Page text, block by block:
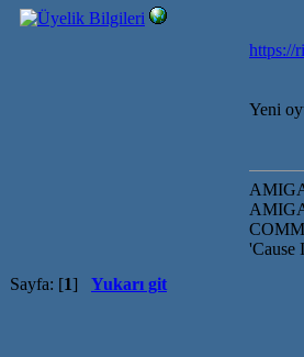
https://
Yeni
'Cause
Sayfa: [1] Yukarı git